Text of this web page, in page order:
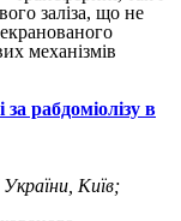
заліза, що не
механізмів
рабдоміолізу в
Київ;